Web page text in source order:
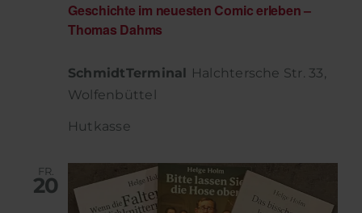
Geschichte im neuesten Comic erleben –
Thomas Dahms
SchmidtTerminal
Halchtersche Str. 33,
Wolfenbüttel
Hutkasse
FR.
20